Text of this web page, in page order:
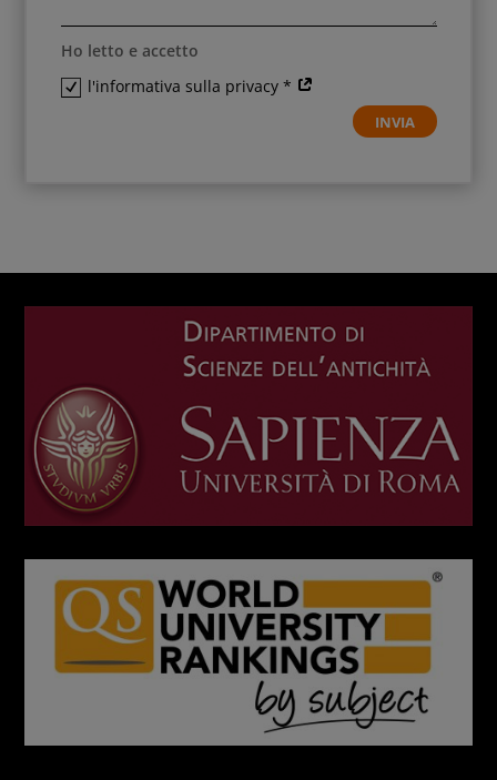
Ho letto e accetto
l'informativa sulla privacy *
INVIA